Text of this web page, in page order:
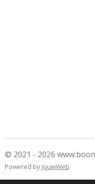
© 2021 - 2026
Powered by JouwWeb